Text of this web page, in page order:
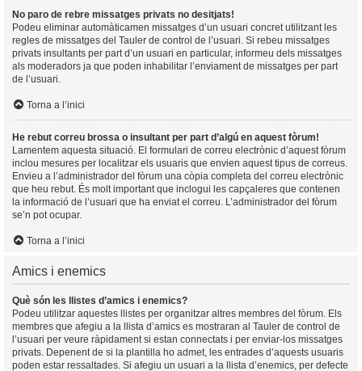
No paro de rebre missatges privats no desitjats!
Podeu eliminar automàticamen missatges d’un usuari concret utilitzant les
regles de missatges del Tauler de control de l’usuari. Si rebeu missatges
privats insultants per part d’un usuari en particular, informeu dels missatges
als moderadors ja que poden inhabilitar l’enviament de missatges per part
de l’usuari.
Torna a l’inici
He rebut correu brossa o insultant per part d’algú en aquest fòrum!
Lamentem aquesta situació. El formulari de correu electrònic d’aquest fòrum
inclou mesures per localitzar els usuaris que envien aquest tipus de correus.
Envieu a l’administrador del fòrum una còpia completa del correu electrònic
que heu rebut. És molt important que inclogui les capçaleres que contenen
la informació de l’usuari que ha enviat el correu. L’administrador del fòrum
se’n pot ocupar.
Torna a l’inici
Amics i enemics
Què són les llistes d’amics i enemics?
Podeu utilitzar aquestes llistes per organitzar altres membres del fòrum. Els
membres que afegiu a la llista d’amics es mostraran al Tauler de control de
l’usuari per veure ràpidament si estan connectats i per enviar-los missatges
privats. Depenent de si la plantilla ho admet, les entrades d’aquests usuaris
poden estar ressaltades. Si afegiu un usuari a la llista d’enemics, per defecte